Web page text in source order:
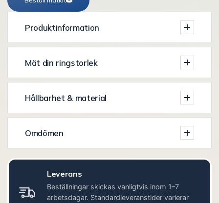
Produktinformation
Mät din ringstorlek
Hållbarhet & material
Omdömen
Leverans
Beställningar skickas vanligtvis inom 1–7
arbetsdagar. Standardleveranstider varierar